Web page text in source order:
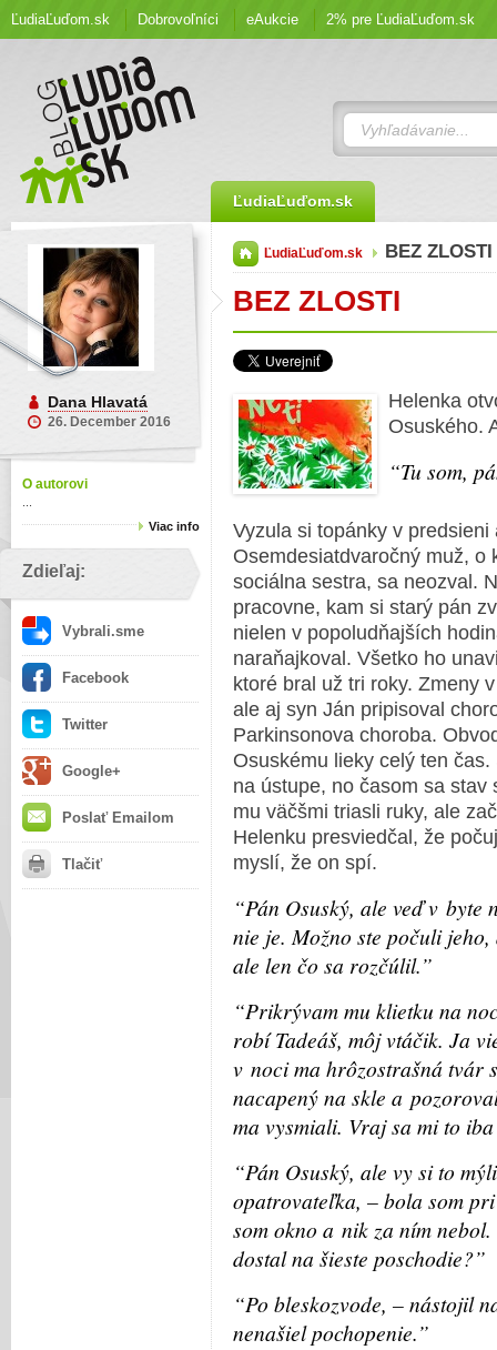
ĽudiaĽuďom.sk Dobrovoľníci eAukcie 2% pre ĽudiaĽuďom.sk
ĽudiaĽuďom.sk
Dana Hlavatá
26. December 2016
O autorovi
Viac info
Zdieľaj:
Vybrali.sme
Facebook
Twitter
Google+
Poslať Emailom
Tlačiť
ĽudiaĽuďom.sk BEZ ZLOSTI
BEZ ZLOSTI
Helenka
Osuského.
“Tu som,
Vyzula si topánky v
Osemdesiatdvaročný muž, o
sociálna sestra, sa neozval.
pracovne, kam si starý pán
nielen v popoludňajších
naraňajkoval. Všetko ho
ktoré bral už tri roky. Zmeny
ale aj syn Ján pripisoval
Parkinsonova choroba.
Osuskému lieky celý ten
na ústupe, no časom sa
mu väčšmi triasli ruky, ale
Helenku presviedčal, že
myslí, že on spí.
“Pán Osuský, ale veď v
nie je. Možno ste počuli
ale len čo sa rozčúlil.”
“Prikrývam mu klietku na
robí Tadeáš, môj vtáčik. Ja
v noci ma hrôzostrašná tvár
nacapený na skle a
ma vysmiali. Vraj sa mi to
“Pán Osuský, ale vy si to
opatrovateľka, – bola som
som okno a nik za ním
dostal na šieste poschodie?”
“Po bleskozvode, – nástojil
nenašiel pochopenie.”